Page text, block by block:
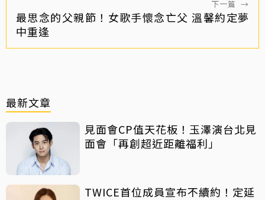
下一篇 →
最思念的父親節！女歌手懷念亡父 溫馨約定夢
中重逢
最新文章
見面會CP值天花板！玉澤演台北見
面會「再創超近距離福利」
TWICE首位成員宣布不續約！定延